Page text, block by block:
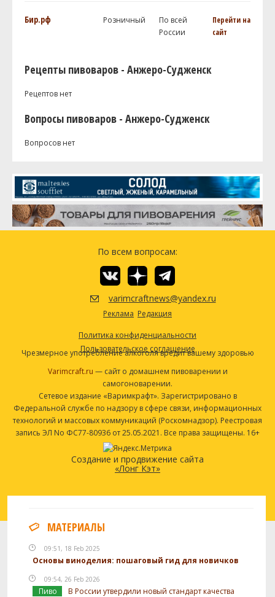
Бир.рф Розничный
По всей
России
Перейти на
сайт
Рецепты пивоваров - Анжеро-Судженск
Рецептов нет
Вопросы пивоваров - Анжеро-Судженск
Вопросов нет
По всем вопросам:
varimcraftnews@yandex.ru
Реклама Редакция
Политика конфиденциальности
Пользовательское соглашение
Чрезмерное употребление алкоголя вредит вашему здоровью
Varimcraft.ru — сайт о домашнем пивоварении и
самогоноварении.
Сетевое издание «Варимкрафт». Зарегистрировано в
Федеральной службе по надзору в сфере связи, информационных
технологий и массовых коммуникаций (Роскомнадзор). Реестровая
запись ЭЛ No ФС77-80936 от 25.05.2021. Все права защищены. 16+
Создание и продвижение сайта
«Лонг Кэт»
МАТЕРИАЛЫ
09:51, 18 Feb 2025
Основы виноделия: пошаговый гид для новичков
09:54, 26 Feb 2026
Пиво
В России утвердили новый стандарт качества